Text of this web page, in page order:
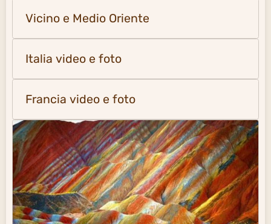
Vicino e Medio Oriente
Italia video e foto
Francia video e foto